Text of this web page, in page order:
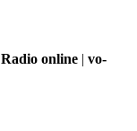
Radio online | vo-